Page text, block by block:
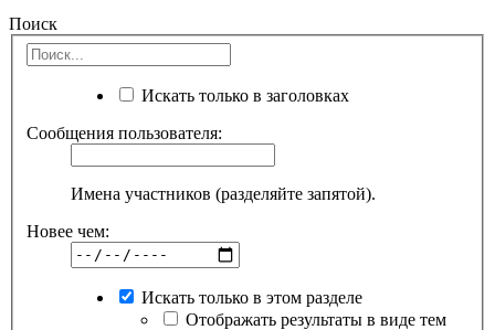
Поиск
Искать только в заголовках
Сообщения пользователя:
Имена участников (разделяйте запятой).
Новее чем:
Искать только в этом разделе
Отображать результаты в виде тем